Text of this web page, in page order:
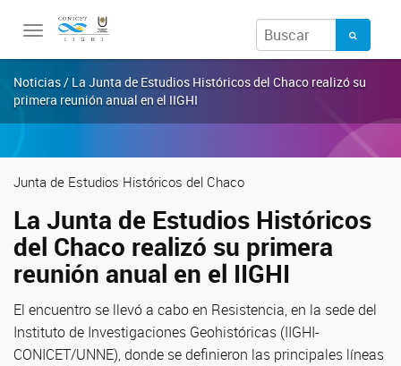
Toggle
Noticias / La Junta de Estudios Históricos del Chaco realizó su
primera reunión anual en el IIGHI
Junta de Estudios Históricos del Chaco
La Junta de Estudios Históricos
del Chaco realizó su primera
reunión anual en el IIGHI
El encuentro se llevó a cabo en Resistencia, en la sede del
Instituto de Investigaciones Geohistóricas (IIGHI-
CONICET/UNNE), donde se definieron las principales líneas